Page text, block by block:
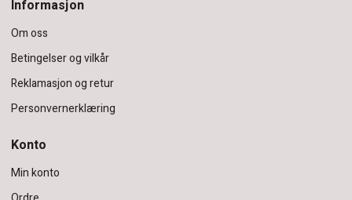
Informasjon
Om oss
Betingelser og vilkår
Reklamasjon og retur
Personvernerklæring
Konto
Min konto